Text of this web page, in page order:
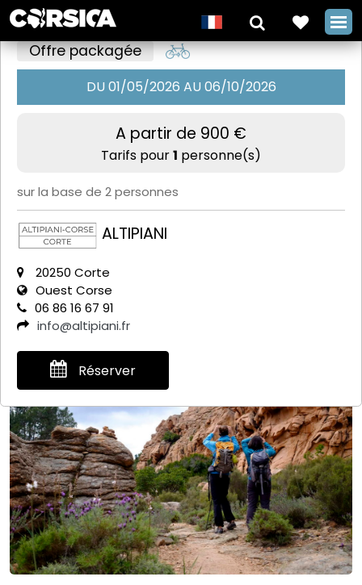
Séjour
randonnée
Côte
Occidentale
Corse avec
Altipiani
Offre packagée
DU 01/05/2026 AU 06/10/2026
A partir de 900 €
Tarifs pour1 personne(s)
sur la base de 2 personnes
ALTIPIANI
20250 Corte
Ouest Corse
06 86 16 67 91
info@altipiani.fr
Réserver